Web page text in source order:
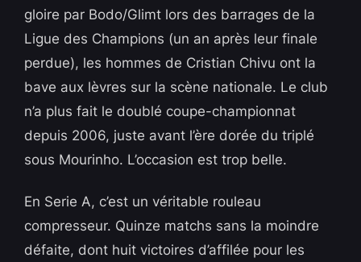
gloire par Bodo/Glimt lors des barrages de la
Ligue des Champions (un an après leur finale
perdue), les hommes de Cristian Chivu ont la
bave aux lèvres sur la scène nationale. Le club
n’a plus fait le doublé coupe-championnat
depuis 2006, juste avant l’ère dorée du triplé
sous Mourinho. L’occasion est trop belle.
En Serie A, c’est un véritable rouleau
compresseur. Quinze matchs sans la moindre
défaite, dont huit victoires d’affilée pour les